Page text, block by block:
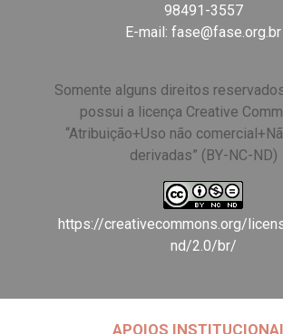
98491-3557
E-mail: fase@fase.org.br
Somente alguns direitos
possui a licença Creative
“Atribuição+Uso não
derivadas” (BY-NC-ND)
https://creativecommons.org/
nd/2.0/br/
APOIOS